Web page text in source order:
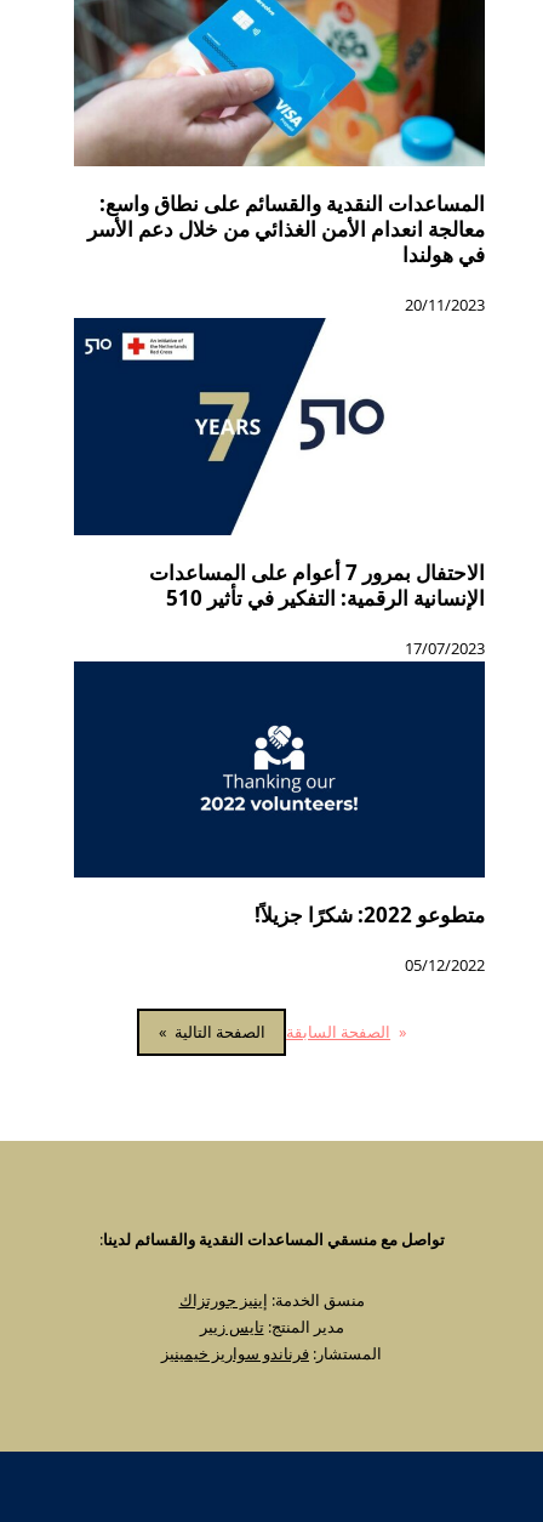
المساعدات النقدية والقسائم على نطاق واسع:
معالجة انعدام الأمن الغذائي من خلال دعم الأسر
في هولندا
20/11/2023
الاحتفال بمرور 7 أعوام على المساعدات
الإنسانية الرقمية: التفكير في تأثير 510
17/07/2023
متطوعو 2022: شكرًا جزيلاً!
05/12/2022
« الصفحة السابقة الصفحة التالية »
تواصل مع منسقي المساعدات النقدية والقسائم لدينا:
منسق الخدمة: إينيز جورتزاك
مدير المنتج:تايس زيير
المستشار: فرناندو سواريز خيمينيز